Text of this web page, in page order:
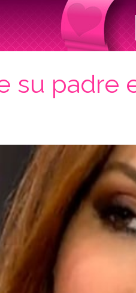
su padre